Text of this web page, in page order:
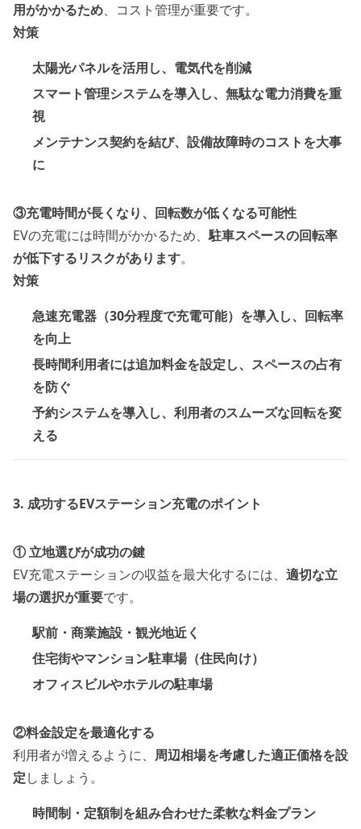
用がかかるため、コスト管理が重要です。
対策
太陽光パネルを活用し、電気代を削減
スマート管理システムを導入し、無駄な電力消費を重
視
メンテナンス契約を結び、設備故障時のコストを大事
に
③充電時間が長くなり、回転数が低くなる可能性
EVの充電には時間がかかるため、駐車スペースの回転率
が低下するリスクがあります。
対策
急速充電器（30分程度で充電可能）を導入し、回転率
を向上
長時間利用者には追加料金を設定し、スペースの占有
を防ぐ
予約システムを導入し、利用者のスムーズな回転を変
える
3. 成功するEVステーション充電のポイント
① 立地選びが成功の鍵
EV充電ステーションの収益を最大化するには、 適切な立
場の選択が重要です。
駅前・商業施設・観光地近く
住宅街やマンション駐車場（住民向け）
オフィスビルやホテルの駐車場
②料金設定を最適化する
利用者が増えるように、 周辺相場を考慮した適正価格を設
定しましょう。
時間制・定額制を組み合わせた柔軟な料金プラン